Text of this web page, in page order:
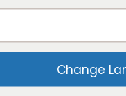
Change